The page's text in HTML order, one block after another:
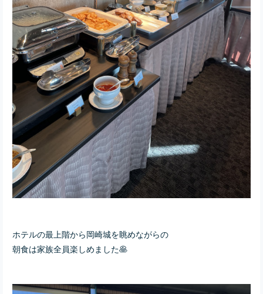
ホテルの最上階から岡崎城を眺めながらの
朝食は家族全員楽しめました🥞